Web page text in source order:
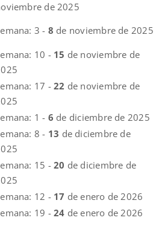
de 2025
3 - 8 de noviembre de 2025
10 - 15 de noviembre de
17 -22 de noviembre de
1 - 6 de diciembre de 2025
8 - 13 de diciembre de
15 -20 de diciembre de
12 - 17 de enero de 2026
19 -24 de enero de 2026